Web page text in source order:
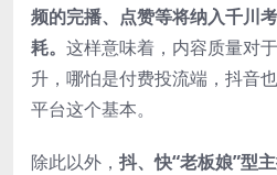
频的完播、点赞等将纳入千川
耗。 这样意味着，内容质量对
升，哪怕是付费投流端，抖音
平台这个基本。
除此以外， 抖、快“老板娘”型